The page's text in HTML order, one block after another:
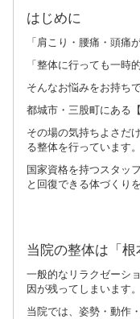
はじめに
「肩こり・腰痛・頭痛
「整体に行っても一時
そんなお悩みをお持ち
都城市・三股町にある
その場の気持ちよさだ
る整体を行っています。
国家資格を持つスタッ
と回復できる体づくり
当院の整体は「
一般的なリラクゼーシ
因が残ってしまいます。
当院では、姿勢・動作